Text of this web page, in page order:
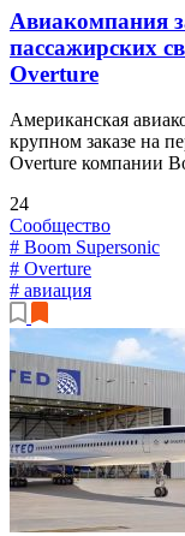
Авиакомпания
пассажирских
Overture
Американская
крупном заказе на
Overture компании
24
Сообщество
# Boom Supersonic
# Overture
# авиация